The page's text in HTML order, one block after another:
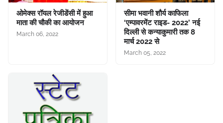
ओमेक्स रॉयल रेजीडेंसी में हुआ
माता की चौकी का आयोजन
March 06, 2022
सीमा भवानी शौर्य काफिला
‘एम्पावरमेंट राइड- 2022’ नई
दिल्ली से कन्याकुमारी तक 8
मार्च 2022 से
March 05, 2022